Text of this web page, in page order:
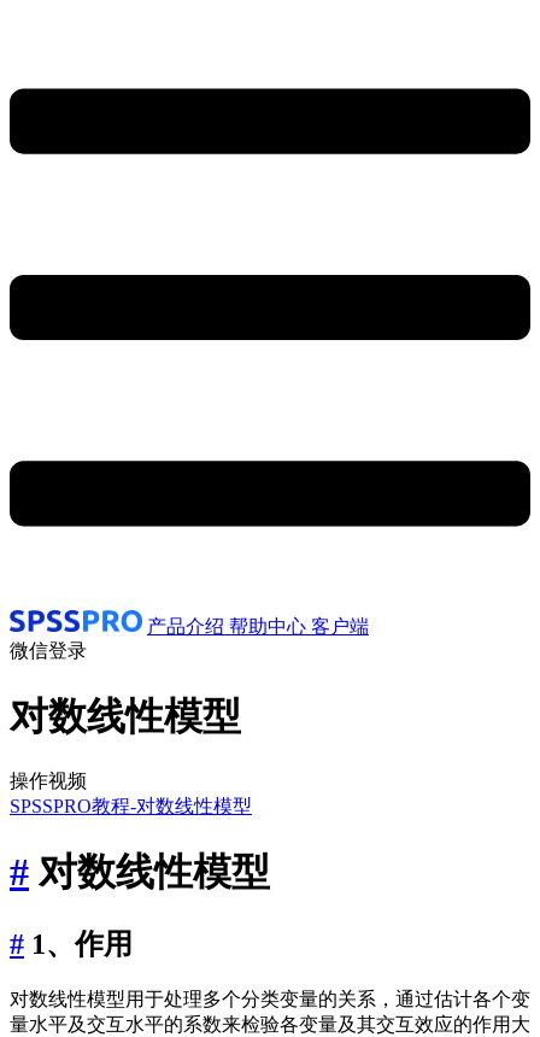
产品介绍 帮助中心 客户端
微信登录
对数线性模型
操作视频
SPSSPRO教程-对数线性模型
# 对数线性模型
# 1、作用
对数线性模型用于处理多个分类变量的关系，通过估计各个变
量水平及交互水平的系数来检验各变量及其交互效应的作用大